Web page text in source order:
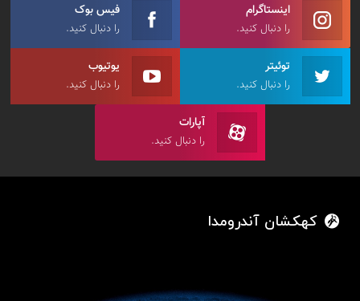
اینستاگرام
را دنبال کنید.
فیس بوک
را دنبال کنید.
توئیتر
را دنبال کنید.
یوتیوب
را دنبال کنید.
آپارات
را دنبال کنید.
کهکشان آندرومدا